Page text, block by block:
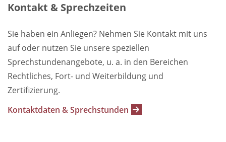
Kontakt & Sprechzeiten
Sie haben ein Anliegen? Nehmen Sie Kontakt mit uns
auf oder nutzen Sie unsere speziellen
Sprechstundenangebote, u. a. in den Bereichen
Rechtliches, Fort- und Weiterbildung und
Zertifizierung.
Kontaktdaten & Sprechstunden